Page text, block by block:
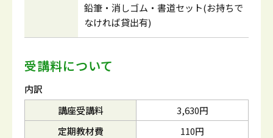
鉛筆・消しゴム・書道セット(お持ちで
なければ貸出有)
受講料について
内訳
講座受講料
3,630円
定期教材費
110円